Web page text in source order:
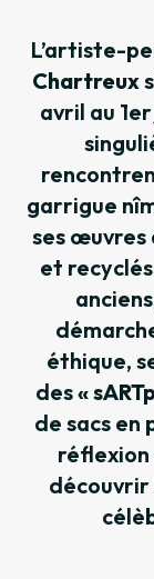
L’artiste-
Chartreux
avril au
garrigue
ses
et
éthique,
des«
de sacs en
réflexion
découvrir